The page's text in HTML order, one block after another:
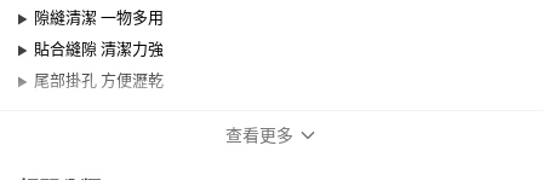
隙縫清潔 一物多用
貼合縫隙 清潔力強
尾部掛孔 方便瀝乾
查看更多